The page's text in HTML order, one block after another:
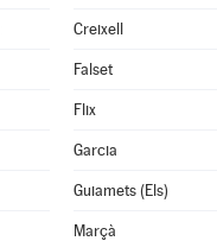
Creixell
Falset
Flix
Garcia
Guiamets (Els)
Marçà